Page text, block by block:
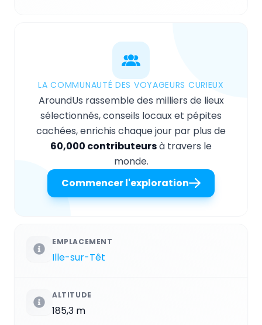
LA COMMUNAUTÉ DES VOYAGEURS CURIEUX
AroundUs rassemble des milliers de lieux
sélectionnés, conseils locaux et pépites
cachées, enrichis chaque jour par plus de
60,000 contributeursà travers le
monde.
Commencer l'exploration
EMPLACEMENT
Ille-sur-Têt
ALTITUDE
185,3 m